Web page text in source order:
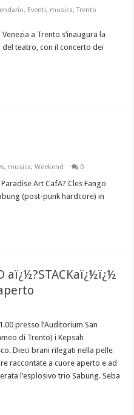
, Eventi, musica,Trento
a Trento s’inaugura la
del teatro, con il concerto dei
, musica,Weekend 0
Art CafA? Cles Fango
(post-punk hardcore) in
aï¿½?STACKaï¿½ï¿½
presso l’Auditorium San
di Trento) i Kepsah
Dieci brani rilegati nella pelle
raccontate a cuore aperto e ad
l’esplosivo trio Sabung. Seba